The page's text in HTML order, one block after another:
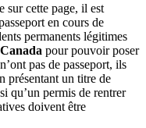
sur cette page, il est
en cours de
permanents légitimes
pour pouvoir poser
pas de passeport, ils
présentant un titre de
qu’un permis de rentrer
doivent être